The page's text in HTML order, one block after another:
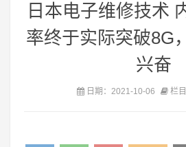
日本电子维修技术
率终于实际突破8G
兴奋
日期：2021-10-06 栏